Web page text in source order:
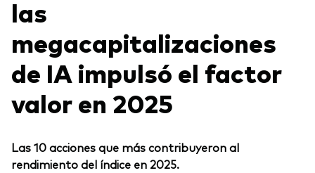
las
megacapitalizaciones
de IA impulsó el factor
valor en 2025
Las 10 acciones que más contribuyeron al
rendimiento del índice en 2025.